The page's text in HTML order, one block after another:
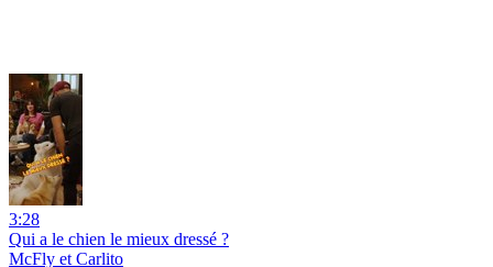
3:28
Qui a le chien le mieux dressé ?
McFly et Carlito